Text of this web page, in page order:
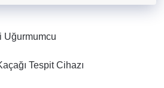
Uğurmumcu
Tespit Cihazı​